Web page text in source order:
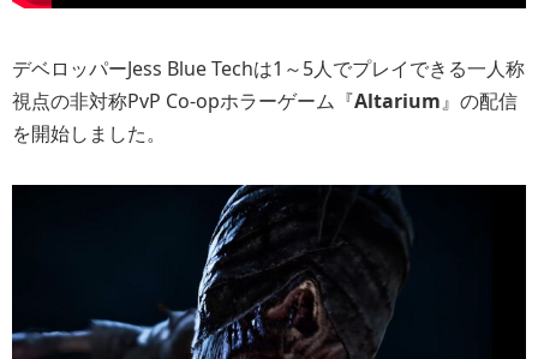
デベロッパーJess Blue Techは1～5人でプレイできる一人称
視点の非対称PvP Co-opホラーゲーム『Altarium』の配信
を開始しました。